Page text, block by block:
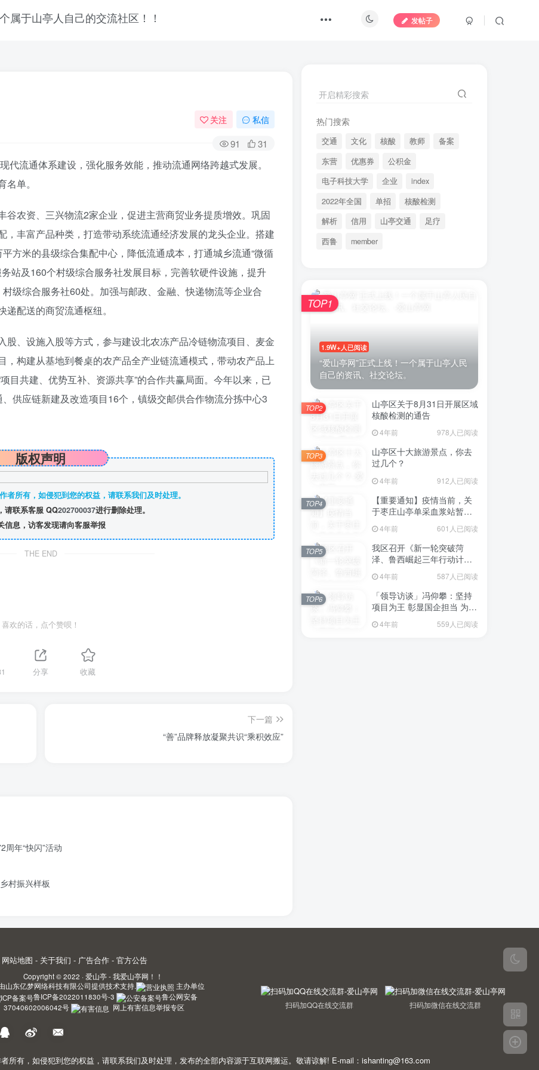
发帖子
关注 私信
91 31
代流通体系建设，强化服务效能，推动流通网络跨越式发展。
单。
谷农资、三兴物流2家企业，促进主营商贸业务提质增效。巩固
丰富产品种类，打造带动系统流通经济发展的龙头企业。搭建
方米的县级综合集配中心，降低流通成本，打通城乡流通“微循
站及160个村级综合服务社发展目标，完善软硬件设施，提升
级综合服务社60处。加强与邮政、金融、快递物流等企业合
配送的商贸流通枢纽。
股、设施入股等方式，参与建设北农冻产品冷链物流项目、麦金
构建从基地到餐桌的农产品全产业链流通模式，带动农产品上
目共建、优势互补、资源共享”的合作共赢局面。今年以来，已
供应链新建及改造项目16个，镇级交邮供合作物流分拣中心3
版权声明
所有，如侵犯到您的权益，请联系我们及时处理。
请联系客服 QQ202700037进行删除处理。
信息，访客发现请向客服举报
THE END
喜欢的话，点个赞呗！
分享 收藏
下一篇
“善”品牌释放凝聚共识“乘积效应”
周年“快闪”活动
村振兴样板
开启精彩搜索
热门搜索
交通 文化 核酸 教师
备案
东营
优惠券
公积金
电子科技大学
企业
index
2022年全国
单招
核酸检测
解析
信用 山亭交通
足疗
西鲁
member
1.9W+人已阅读
“爱山亭网”正式上线！一个属于山亭人民
自己的资讯、社交论坛。
TOP1
山亭区关于8月31日开展区域
核酸检测的通告
4年前 978人已阅读
TOP2
山亭区十大旅游景点，你去
过几个？
4年前 912人已阅读
TOP3
【重要通知】疫情当前，关
于枣庄山亭单采血浆站暂停
4年前 601人已阅读
TOP4
我区召开《新一轮突破菏
泽、鲁西崛起三年行动计划
意见稿）政策分析研判会议
4年前 587人已阅读
TOP5
「领导访谈」冯仰攀：坚持
项目为王 彰显国企担当 为全
点项目建设贡献“交发力量”
4年前 559人已阅读
TOP6
网站地图 - 关于我们 - 广告合作 - 官方公告
Copyright © 2022 · 爱山亭 - 我爱山亭网！！
山东亿梦网络科技有限公司提供技术支持.
主办单位
鲁ICP备2022011830号-3
鲁公网安备
37040602006042号
网上有害信息举报专区 扫码加QQ在线交流群 扫码加微信在线交流群
所有，如侵犯到您的权益，请联系我们及时处理，发布的全部内容源于互联网搬运。敬请谅解! E-mail：ishanting@163.com